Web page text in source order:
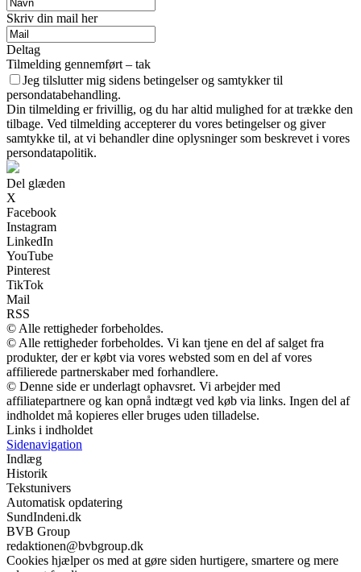
Skriv din mail her
Deltag
Tilmelding gennemført – tak
Jeg tilslutter mig sidens betingelser og samtykker til
persondatabehandling.
Din tilmelding er frivillig, og du har altid mulighed for at trække den
tilbage. Ved tilmelding accepterer du vores betingelser og giver
samtykke til, at vi behandler dine oplysninger som beskrevet i vores
persondatapolitik.
Del glæden
X
Facebook
Instagram
LinkedIn
YouTube
Pinterest
TikTok
Mail
RSS
© Alle rettigheder forbeholdes.
© Alle rettigheder forbeholdes. Vi kan tjene en del af salget fra
produkter, der er købt via vores websted som en del af vores
affilierede partnerskaber med forhandlere.
© Denne side er underlagt ophavsret. Vi arbejder med
affiliatepartnere og kan opnå indtægt ved køb via links. Ingen del af
indholdet må kopieres eller bruges uden tilladelse.
Links i indholdet
Sidenavigation
Indlæg
Historik
Tekstunivers
Automatisk opdatering
SundIndeni.dk
BVB Group
redaktionen@bvbgroup.dk
Cookies hjælper os med at gøre siden hurtigere, smartere og mere